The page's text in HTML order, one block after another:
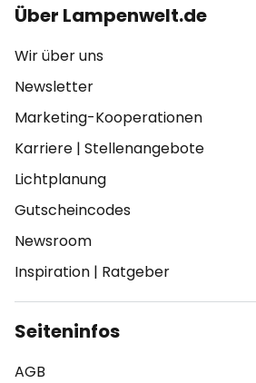
Über Lampenwelt.de
Wir über uns
Newsletter
Marketing-Kooperationen
Karriere | Stellenangebote
Lichtplanung
Gutscheincodes
Newsroom
Inspiration | Ratgeber
Seiteninfos
AGB